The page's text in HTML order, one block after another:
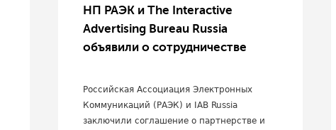
НП РАЭК и The Interactive
Advertising Bureau Russia
объявили о сотрудничестве
Российская Ассоциация Электронных
Коммуникаций (РАЭК) и IAB Russia
заключили соглашение о партнерстве и